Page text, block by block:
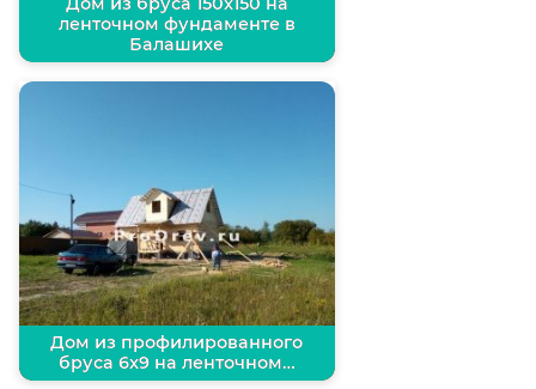
ленточном фундаменте в
Балашихе
Дом из профилированного
бруса 6х9 на ленточном…